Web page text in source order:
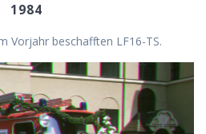
1984
Vorjahr beschafften LF16-TS.